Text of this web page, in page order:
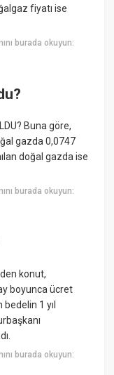
fiyatı ise
burada okuyun:
Buna göre,
gazda 0,0747
doğal gazda ise
burada okuyun:
konut,
boyunca ücret
1 yıl
burada okuyun: